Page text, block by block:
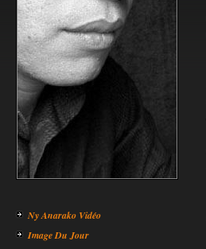
Ny Anarako Vidéo
Image Du Jour